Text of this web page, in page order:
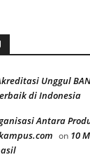
Unggul
di Indonesia
Antara
on 10